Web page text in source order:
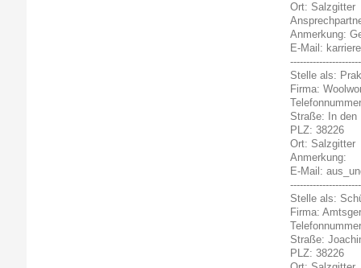
Ort: Salzgitter
Anmerkung:
E-Mail:
Stelle als:
Firma:
Straße: In den
PLZ: 38226
Ort: Salzgitter
Anmerkung:
E-Mail:
Stelle als:
Firma:
Straße:
PLZ: 38226